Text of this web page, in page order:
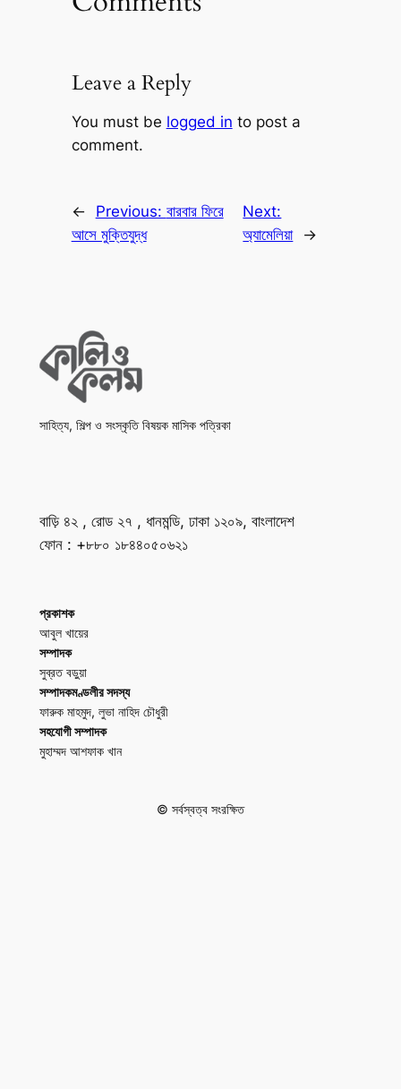
Leave a Reply
You must be logged in to post a
comment.
← Previous: বারবার ফিরে
আসে মুক্তিযুদ্ধ
Next:
অ্যামেলিয়া
→
সাহিত্য, শিল্প ও সংস্কৃতি বিষয়ক মাসিক পত্রিকা
বাড়ি ৪২ , রোড ২৭ , ধানমন্ডি, ঢাকা ১২০৯, বাংলাদেশ
ফোন : +৮৮০ ১৮৪৪০৫০৬২১
প্রকাশক
আবুল খায়ের
সম্পাদক
সুব্রত বড়ুয়া
সম্পাদকমণ্ডলীর সদস্য
ফারুক মাহমুদ, লুভা নাহিদ চৌধুরী
সহযোগী সম্পাদক
মুহাম্মদ আশফাক খান
© সর্বস্বত্ব সংরক্ষিত